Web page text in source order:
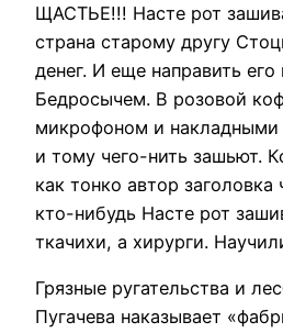
ЩАСТЬЕ!!! Насте рот
страна старому другу
денег. И еще направить его
Бедросычем. В розовой
микрофоном и накладными
и тому чего-нить зашьют.
как тонко автор
кто-нибудь Насте рот
ткачихи, а хирурги.
Грязные ругательства и
Пугачева наказывает